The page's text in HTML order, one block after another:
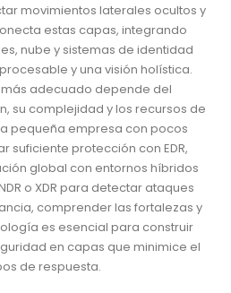
movimientos laterales ocultos y
estas capas, integrando
nube y sistemas de identidad
y una visión holística.
adecuado depende del
su complejidad y los recursos de
pequeña empresa con pocos
suficiente protección con EDR,
global con entornos híbridos
o XDR para detectar ataques
comprender las fortalezas y
es esencial para construir
en capas que minimice el
de respuesta.